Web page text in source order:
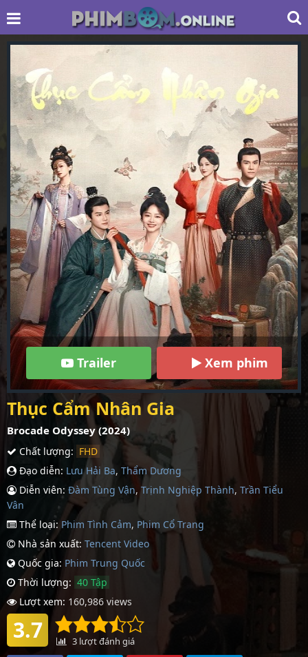
Trailer Xem phim
Thục Cẩm Nhân Gia
Brocade Odyssey (2024)
Chất lượng: FHD
Đạo diễn: Lưu Hải Ba, Thẩm Dương
Diễn viên: Đàm Tùng Vận, Trịnh Nghiệp Thành, Trần Tiểu
Vân
Thể loại: Phim Tình Cảm, Phim Cổ Trang
Nhà sản xuất: Tencent Video
Quốc gia: Phim Trung Quốc
Thời lượng: 40 Tập
Lượt xem: 160,986 views
3.7 3 lượt đánh giá